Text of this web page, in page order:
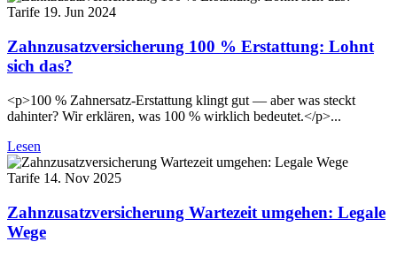
Tarife 19. Jun 2024
Zahnzusatzversicherung 100 % Erstattung: Lohnt
sich das?
<p>100 % Zahnersatz-Erstattung klingt gut — aber was steckt
dahinter? Wir erklären, was 100 % wirklich bedeutet.</p>...
Lesen
Tarife 14. Nov 2025
Zahnzusatzversicherung Wartezeit umgehen: Legale
Wege